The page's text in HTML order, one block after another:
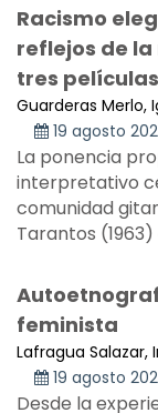
Racismo
reflejos de
tres
Guarderas Merlo,
19 agosto
La ponencia
interpretativo
comunidad
Tarantos (1963)
feminista
Lafragua Salazar,
19 agosto
Desde la